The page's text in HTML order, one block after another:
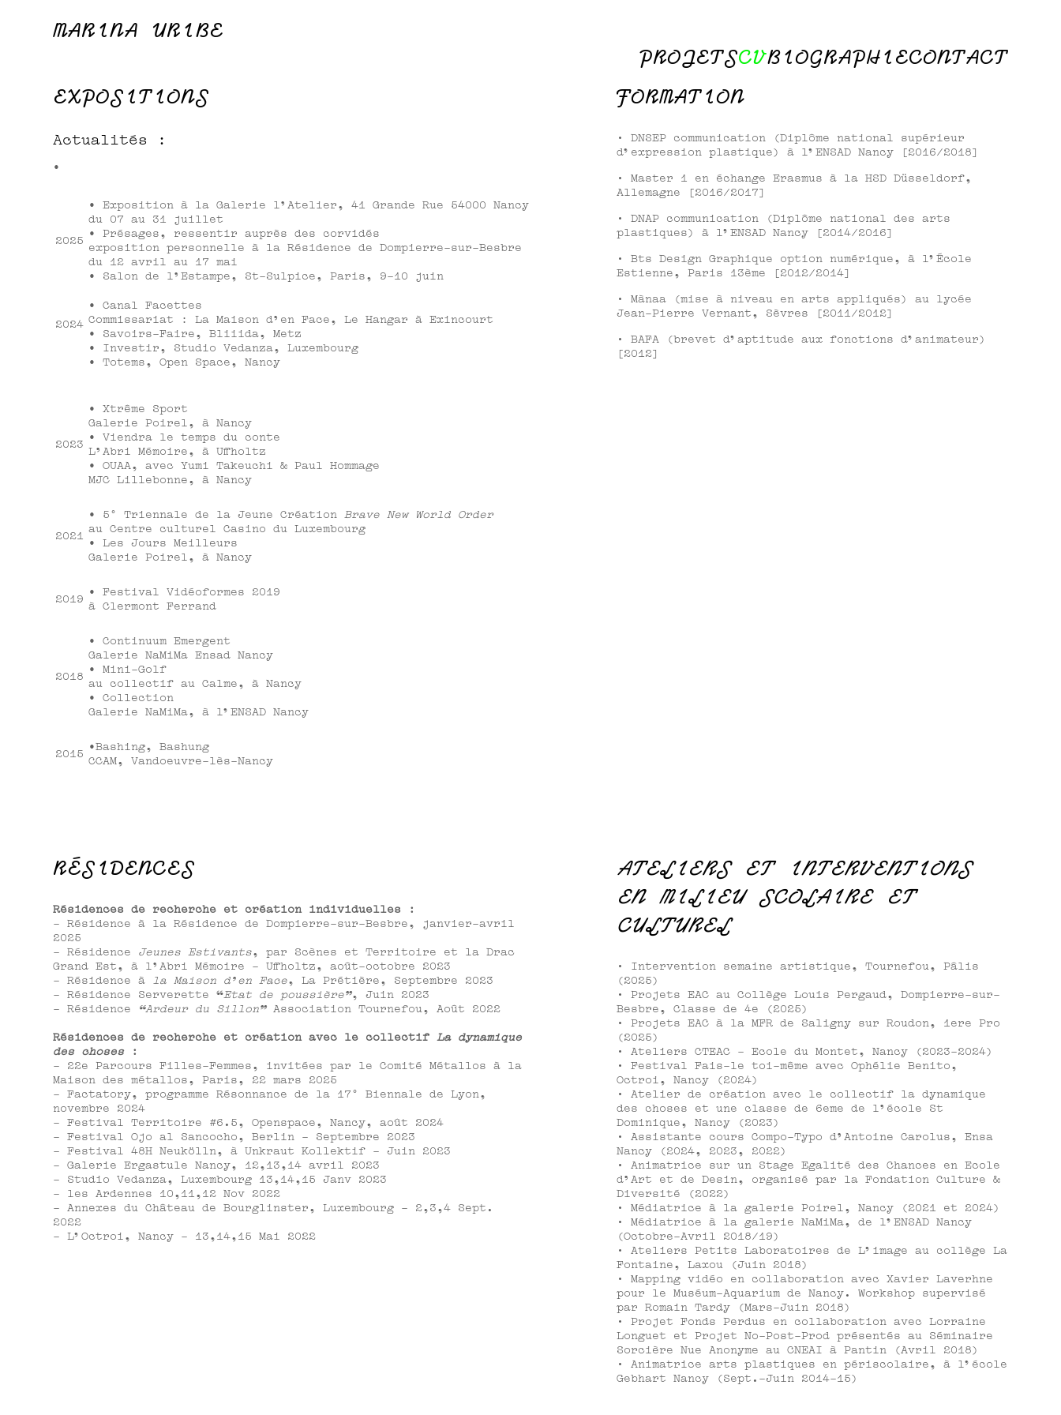
MARINA URIBE
PROJETSCVBIOGRAPHIECONTACT
EXPOSITIONS
Actualités :
•
2025
• Exposition à la Galerie l'Atelier, 41 Grande Rue 54000 Nancy
du 07 au 31 juillet
• Présages, ressentir auprès des corvidés
exposition personnelle à la Résidence de Dompierre-sur-Besbre
du 12 avril au 17 mai
• Salon de l'Estampe, St-Sulpice, Paris, 9-10 juin
2024
• Canal Facettes
Commissariat : La Maison d'en Face, Le Hangar à Exincourt
• Savoirs-Faire, Bliiida, Metz
• Investir, Studio Vedanza, Luxembourg
• Totems, Open Space, Nancy
2023
• Xtrême Sport
Galerie Poirel, à Nancy
• Viendra le temps du conte
L'Abri Mémoire, à Uffholtz
• OUAA, avec Yumi Takeuchi & Paul Hommage
MJC Lillebonne, à Nancy
2021
• 5° Triennale de la Jeune Création
Brave New World Order
au Centre culturel Casino du Luxembourg
• Les Jours Meilleurs
Galerie Poirel, à Nancy
2019 • Festival Vidéoformes 2019
à Clermont Ferrand
2018
• Continuum Emergent
Galerie NaMiMa Ensad Nancy
• Mini-Golf
au collectif au Calme, à Nancy
• Collection
Galerie NaMiMa, à l’ENSAD Nancy
2015 •Bashing, Bashung
CCAM, Vandoeuvre-lès-Nancy
FORMATION
· DNSEP communication (Diplôme national supérieur
d’expression plastique) à l’ENSAD Nancy [2016/2018]
· Master 1 en échange Erasmus à la HSD Düsseldorf,
Allemagne [2016/2017]
· DNAP communication (Diplôme national des arts
plastiques) à l’ENSAD Nancy [2014/2016]
· Bts Design Graphique option numérique, à l’École
Estienne, Paris 13ème [2012/2014]
· Mànaa (mise à niveau en arts appliqués) au lycée
Jean-Pierre Vernant, Sèvres [2011/2012]
· BAFA (brevet d’aptitude aux fonctions d’animateur)
[2012]
RÉSIDENCES
Résidences de recherche et création individuelles :
- Résidence à la Résidence de Dompierre-sur-Besbre, janvier-avril
2025
- Résidence Jeunes Estivants, par Scènes et Territoire et la Drac
Grand Est, à l'Abri Mémoire - Uffholtz, août-octobre 2023
- Résidence à
la Maison d'en Face, La Prétière, Septembre 2023
- Résidence Serverette “Etat de poussière", Juin 2023
- Résidence
“Ardeur du Sillon"Association Tournefou, Août 2022
Résidences de recherche et création avec le collectif
La dynamique
des choses:
- 22e Parcours Filles-Femmes, invitées par le Comité Métallos à la
Maison des métallos, Paris, 22 mars 2025
- Factatory, programme Résonnance de la 17° Biennale de Lyon,
novembre 2024
- Festival Territoire #6.5, Openspace, Nancy, août 2024
- Festival Ojo al Sancocho, Berlin - Septembre 2023
- Festival 48H Neukölln, à Unkraut Kollektif - Juin 2023
- Galerie Ergastule Nancy, 12,13,14 avril 2023
- Studio Vedanza, Luxembourg 13,14,15 Janv 2023
- les Ardennes 10,11,12 Nov 2022
- Annexes du Château de Bourglinster, Luxembourg - 2,3,4 Sept.
2022
- L’Octroi, Nancy - 13,14,15 Mai 2022
ATELIERS ET INTERVENTIONS
EN MILIEU SCOLAIRE ET
CULTUREL
· Intervention semaine artistique, Tournefou, Pâlis
(2025)
· Projets EAC au Collège Louis Pergaud, Dompierre-sur-
Besbre, Classe de 4e (2025)
· Projets EAC à la MFR de Saligny sur Roudon, 1ere Pro
(2025)
· Ateliers CTEAC - Ecole du Montet, Nancy (2023-2024)
· Festival Fais-le toi-même avec Ophélie Benito,
Octroi, Nancy (2024)
· Atelier de création avec le collectif la dynamique
des choses et une classe de 6eme de l'école St
Dominique, Nancy (2023)
· Assistante cours Compo-Typo d'Antoine Carolus, Ensa
Nancy (2024, 2023, 2022)
· Animatrice sur un Stage Egalité des Chances en Ecole
d'Art et de Desin, organisé par la Fondation Culture &
Diversité (2022)
· Médiatrice à la galerie Poirel, Nancy (2021 et 2024)
· Médiatrice à la galerie NaMiMa, de l’ENSAD Nancy
(Octobre-Avril 2018/19)
· Ateliers Petits Laboratoires de L’image au collège La
Fontaine, Laxou (Juin 2018)
· Mapping vidéo en collaboration avec Xavier Laverhne
pour le Muséum-Aquarium de Nancy. Workshop supervisé
par Romain Tardy (Mars-Juin 2018)
· Projet Fonds Perdus en collaboration avec Lorraine
Longuet et Projet No-Post-Prod présentés au Séminaire
Sorcière Nue Anonyme au CNEAI à Pantin (Avril 2018)
· Animatrice arts plastiques en périscolaire, à l’école
Gebhart Nancy (Sept.-Juin 2014-15)